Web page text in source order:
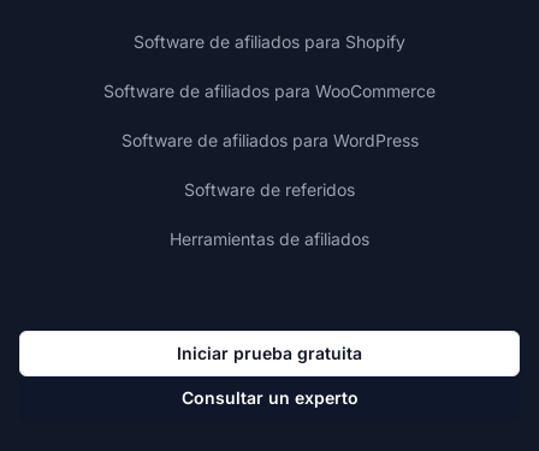
Software de afiliados para Shopify
Software de afiliados para WooCommerce
Software de afiliados para WordPress
Software de referidos
Herramientas de afiliados
Iniciar prueba gratuita
Consultar un experto